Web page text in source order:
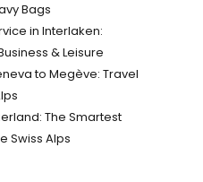
Bags
in Interlaken:
& Leisure
to Megève: Travel
The Smartest
Swiss Alps